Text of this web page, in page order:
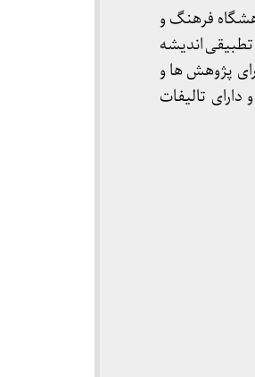
فرهنگ و
اندیشه
پژوهش ها و
تالیفات